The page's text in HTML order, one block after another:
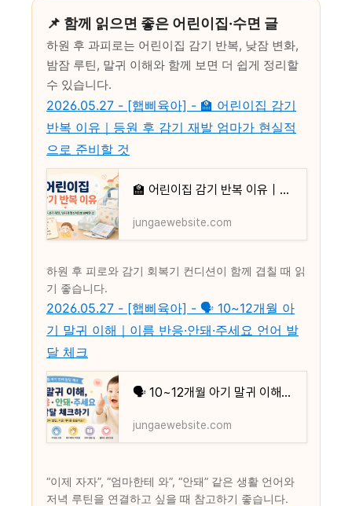
📌 함께 읽으면 좋은 어린이집·수면 글
하원 후 과피로는 어린이집 감기 반복, 낮잠 변화,
밤잠 루틴, 말귀 이해와 함께 보면 더 쉽게 정리할
수 있습니다.
2026.05.27 - [햅삐육아] - 🏫 어린이집 감기
반복 이유｜등원 후 감기 재발 엄마가 현실적
으로 준비할 것
🏫 어린이집 감기 반복 이유｜등원 후 감기 재발 엄마가 현실적으로 준비할 것
jungaewebsite.com
하원 후 피로와 감기 회복기 컨디션이 함께 겹칠 때 읽
기 좋습니다.
2026.05.27 - [햅삐육아] - 🗣️ 10~12개월 아
기 말귀 이해｜이름 반응·안돼·주세요 언어 발
달 체크
🗣️ 10~12개월 아기 말귀 이해｜이름 반응·안돼·주세요 언어 발달 체크
jungaewebsite.com
“이제 자자”, “엄마한테 와”, “안돼” 같은 생활 언어와
저녁 루틴을 연결하고 싶을 때 참고하기 좋습니다.